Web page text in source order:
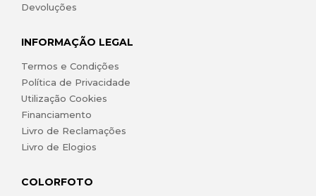
Devoluções
INFORMAÇÃO LEGAL
Termos e Condições
Política de Privacidade
Utilização Cookies
Financiamento
Livro de Reclamações
Livro de Elogios
COLORFOTO